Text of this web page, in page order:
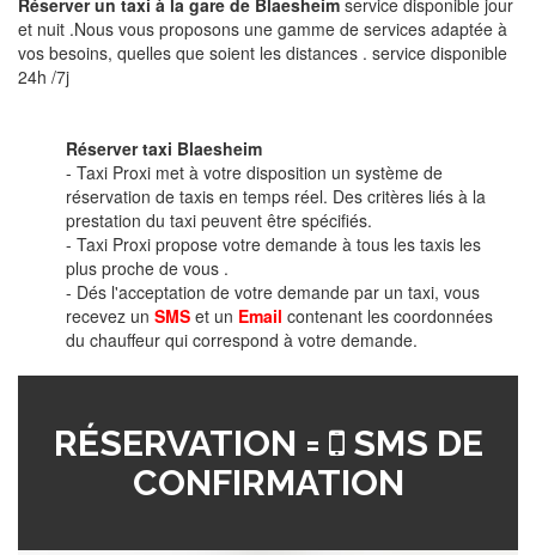
et nuit .Nous vous proposons une gamme de services adaptée à
vos besoins, quelles que soient les distances . service disponible
24h /7j
Réserver taxi Blaesheim
- Taxi Proxi met à votre disposition un système de
réservation de taxis en temps réel. Des critères liés à la
prestation du taxi peuvent être spécifiés.
- Taxi Proxi propose votre demande à tous les taxis les
plus proche de vous .
- Dés l'acceptation de votre demande par un taxi, vous
recevez un SMS et un Email contenant les coordonnées
du chauffeur qui correspond à votre demande.
RÉSERVATION =
SMS DE
CONFIRMATION